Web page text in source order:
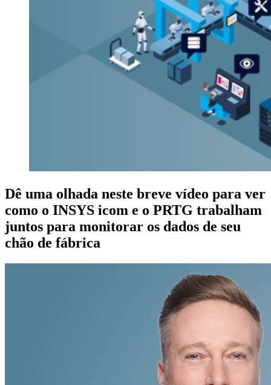
Dê uma olhada neste breve vídeo para ver
como o INSYS icom e o PRTG trabalham
juntos para monitorar os dados de seu
chão de fábrica